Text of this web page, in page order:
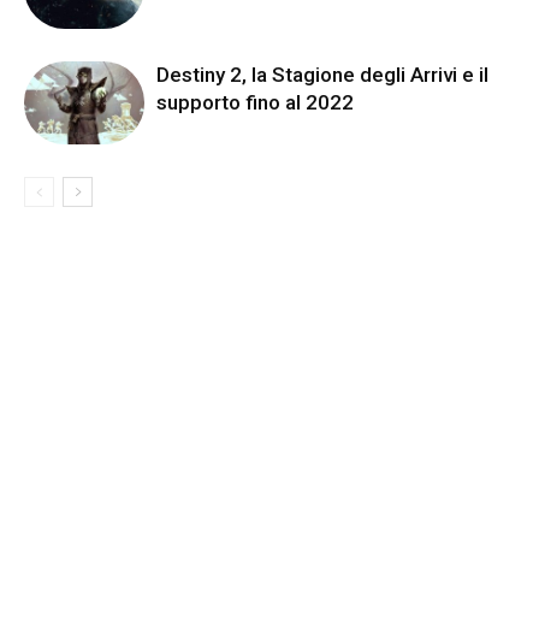
Destiny 2, la Stagione degli Arrivi e il
supporto fino al 2022